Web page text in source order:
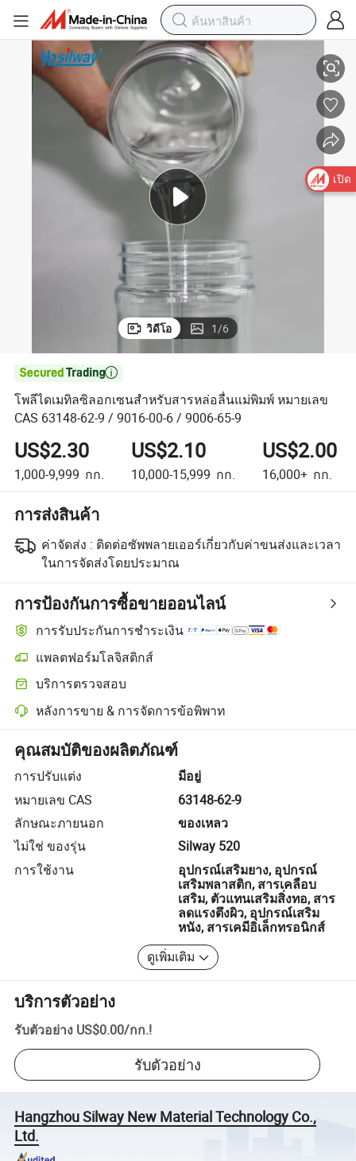
9016-00-6 / 9006-65-9
โพลีไดเมทิลซิลอกเซนสำหรับสารหล่อลื่นแม่พิมพ์ หมายเลข CAS 63148-
วิดีโอ 1/6

โพลีไดเมทิลซิลอกเซนสำหรับสารหล่อลื่นแม่พิมพ์ หมายเลข
CAS 63148-62-9 / 9016-00-6 / 9006-65-9
US$2.30
1,000-9,999 กก.
US$2.10
10,000-15,999 กก.
US$2.00
16,000+ กก.
การส่งสินค้า
ค่าจัดส่ง : ติดต่อซัพพลายเออร์เกี่ยวกับค่าขนส่งและเวลา
ในการจัดส่งโดยประมาณ
การป้องกันการซื้อขายออนไลน์
การรับประกันการชำระเงิน
แพลตฟอร์มโลจิสติกส์
การติดตามการจัดส่งที่ชัดเจนยิ่งขึ้นด้วยการขนส่งที่รองรับโดยแพลตฟอ
บริการตรวจสอบ
การตรวจสอบก่อนการจัดส่งแบบเลือกได้สำหรับการตรวจสอบคุณภาพ
หลังการขาย & การจัดการข้อพิพาท
การแก้ไขข้อพิพาทที่ช่วยโดยแพลตฟอร์ม รวมถึงการคืนเงินหรือการคืน
คุณสมบัติของผลิตภัณฑ์
การปรับแต่ง
มีอยู่
หมายเลข CAS
63148-62-9
ลักษณะภายนอก
ของเหลว
ไม่ใช่ ของรุ่น
Silway 520
การใช้งาน
อุปกรณ์เสริมยาง, อุปกรณ์
เสริมพลาสติก, สารเคลือบ
เสริม, ตัวแทนเสริมสิ่งทอ, สาร
ลดแรงตึงผิว, อุปกรณ์เสริม
หนัง, สารเคมีอิเล็กทรอนิกส์
ดูเพิ่มเติม
บริการตัวอย่าง
รับตัวอย่าง US$0.00/กก.!
รับตัวอย่าง
Hangzhou Silway New Material Technology Co.,
Ltd.
เปิด